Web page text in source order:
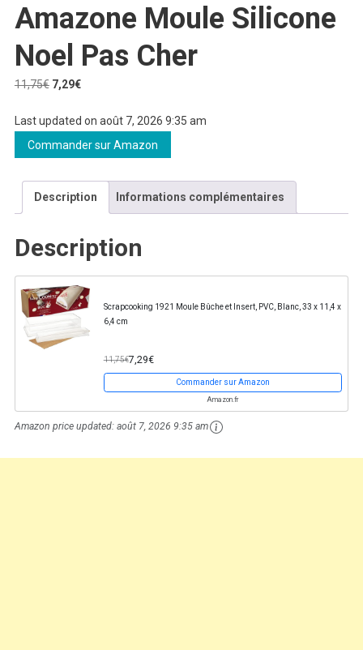
Amazone Moule Silicone
Noel Pas Cher
11,75€ Le
initial
était :
7,29€Le
actuel
est :
Last updated on août 7, 2026 9:35 am
Commander sur Amazon
Description Informations complémentaires
Description
Scrapcooking 1921 Moule Bûche et Insert, PVC, Blanc, 33 x 11,4 x
6,4 cm
11,75€7,29€
Commander sur Amazon
Amazon.fr
Amazon price updated: août 7, 2026 9:35 am